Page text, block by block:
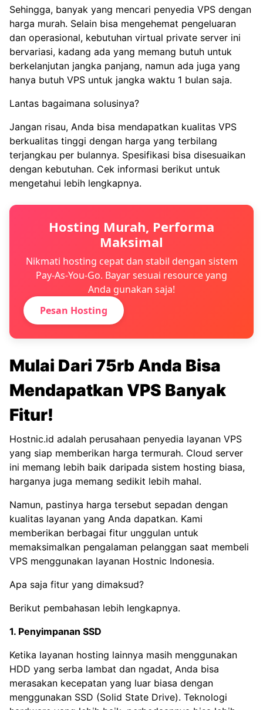
Sehingga, banyak yang mencari penyedia VPS dengan
harga murah. Selain bisa mengehemat pengeluaran
dan operasional, kebutuhan virtual private server ini
bervariasi, kadang ada yang memang butuh untuk
berkelanjutan jangka panjang, namun ada juga yang
hanya butuh VPS untuk jangka waktu 1 bulan saja.
Lantas bagaimana solusinya?
Jangan risau, Anda bisa mendapatkan kualitas VPS
berkualitas tinggi dengan harga yang terbilang
terjangkau per bulannya. Spesifikasi bisa disesuaikan
dengan kebutuhan. Cek informasi berikut untuk
mengetahui lebih lengkapnya.
Hosting Murah, Performa
Maksimal
Nikmati hosting cepat dan stabil dengan sistem
Pay-As-You-Go. Bayar sesuai resource yang
Anda gunakan saja!
Pesan Hosting
Mulai Dari 75rb Anda Bisa
Mendapatkan VPS Banyak
Fitur!
Hostnic.id adalah perusahaan penyedia layanan VPS
yang siap memberikan harga termurah. Cloud server
ini memang lebih baik daripada sistem hosting biasa,
harganya juga memang sedikit lebih mahal.
Namun, pastinya harga tersebut sepadan dengan
kualitas layanan yang Anda dapatkan. Kami
memberikan berbagai fitur unggulan untuk
memaksimalkan pengalaman pelanggan saat membeli
VPS menggunakan layanan Hostnic Indonesia.
Apa saja fitur yang dimaksud?
Berikut pembahasan lebih lengkapnya.
1. Penyimpanan SSD
Ketika layanan hosting lainnya masih menggunakan
HDD yang serba lambat dan ngadat, Anda bisa
merasakan kecepatan yang luar biasa dengan
menggunakan SSD (Solid State Drive). Teknologi